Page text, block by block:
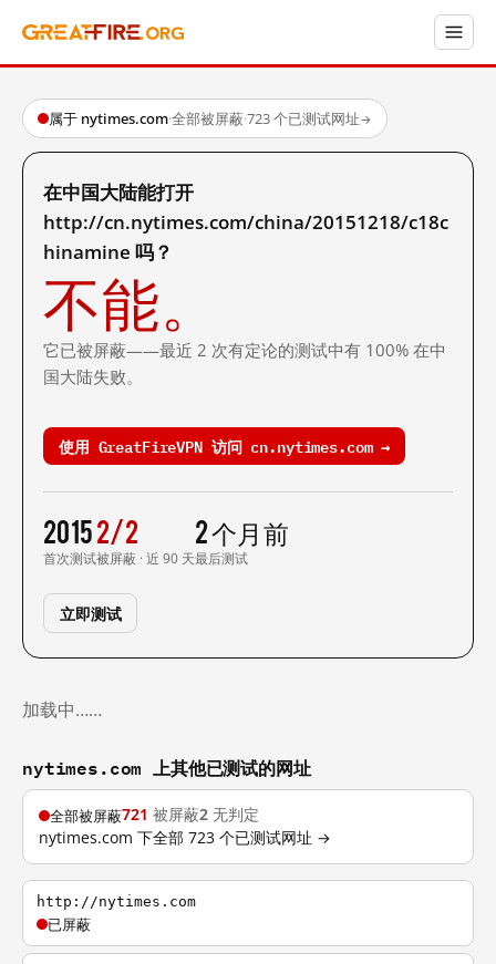
属于 nytimes.com·全部被屏蔽·723 个已测试网址→
在中国大陆能打开
http://cn.nytimes.com/china/20151218/c18c
hinamine 吗？
不能。
它已被屏蔽——最近 2 次有定论的测试中有 100% 在中
国大陆失败。
使用 GreatFireVPN 访问 cn.nytimes.com →
2015
首次测试
2/2
被屏蔽 · 近 90 天
2 个月前
最后测试
立即测试
加载中……
nytimes.com 上其他已测试的网址
全部被屏蔽721 被屏蔽2 无判定
nytimes.com 下全部 723 个已测试网址 →
http://nytimes.com
已屏蔽